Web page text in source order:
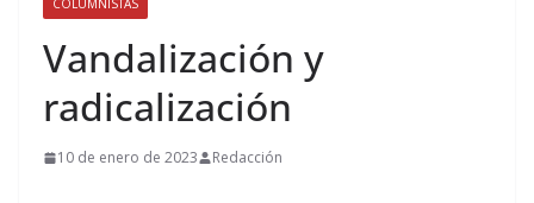
COLUMNISTAS
Vandalización y
radicalización
10 de enero de 2023 Redacción